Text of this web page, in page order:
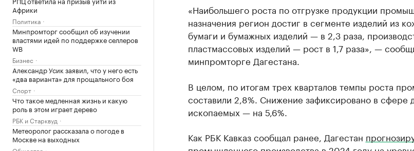
Африки
Политика
Минпромторг сообщил об изучении
властями идей по поддержке селлеров
WB
Бизнес
Александр Усик заявил, что у него есть
«два варианта» для прощального боя
Спорт
Что такое медленная жизнь и какую
роль в этом играет дерево
РБК и Старквуд
Метеоролог рассказала о погоде в
Москве на выходных
«Наибольшего роста по отгрузке продукции
назначения регион достиг в сегменте изделий из
бумаги и бумажных изделий — в 2,3 раза,
пластмассовых изделий — рост в 1,7 раза», —
минпромторге Дагестана.
В целом, по итогам трех кварталов темпы роста
составили 2,8%. Снижение зафиксировано в сфере
ископаемых — на 5,6%.
Как РБК Кавказ сообщал ранее, Дагестан